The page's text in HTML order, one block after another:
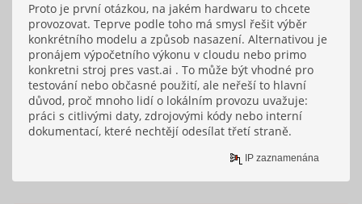
Proto je první otázkou, na jakém hardwaru to chcete
provozovat. Teprve podle toho má smysl řešit výběr
konkrétního modelu a způsob nasazení. Alternativou je
pronájem výpočetního výkonu v cloudu nebo primo
konkretni stroj pres vast.ai . To může být vhodné pro
testování nebo občasné použití, ale neřeší to hlavní
důvod, proč mnoho lidí o lokálním provozu uvažuje:
práci s citlivými daty, zdrojovými kódy nebo interní
dokumentací, které nechtějí odesílat třetí straně.
IP zaznamenána